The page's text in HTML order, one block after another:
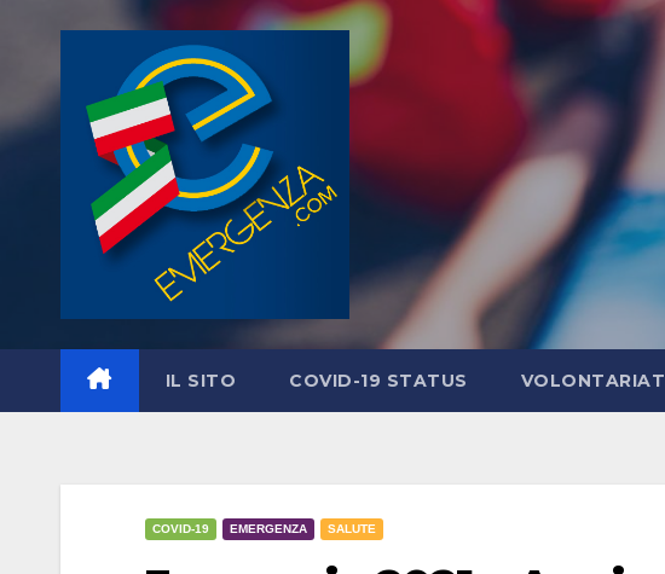
IL SITO COVID-19 STATUS
COVID-19 EMERGENZA SALUTE